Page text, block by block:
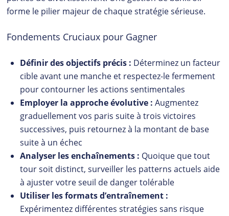
forme le pilier majeur de chaque stratégie sérieuse.
Fondements Cruciaux pour Gagner
Définir des objectifs précis : Déterminez un facteur
cible avant une manche et respectez-le fermement
pour contourner les actions sentimentales
Employer la approche évolutive : Augmentez
graduellement vos paris suite à trois victoires
successives, puis retournez à la montant de base
suite à un échec
Analyser les enchaînements : Quoique que tout
tour soit distinct, surveiller les patterns actuels aide
à ajuster votre seuil de danger tolérable
Utiliser les formats d’entraînement :
Expérimentez différentes stratégies sans risque